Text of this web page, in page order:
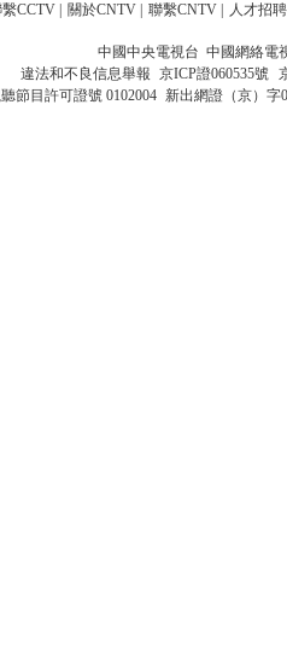
CCTV 關於CNTV 聯繫CNTV 人才招聘
中國中央電視台 中國網絡電
違法和不良信息舉報 京ICP證060535號
節目許可證號 0102004 新出網證（京）